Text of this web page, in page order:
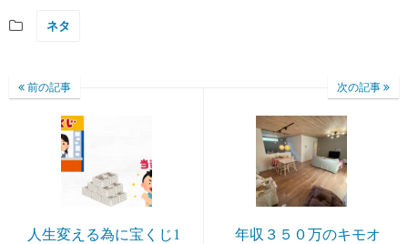
ネタ
前の記事
人生変える為に宝くじ1
次の記事
年収３５０万のキモオ